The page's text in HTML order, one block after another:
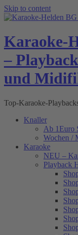
Skip to content
Karaoke-
–
und
Top-Karaoke-
Knaller
Ab 1Euro
Wochen /
Karaoke
NEU –
Playback